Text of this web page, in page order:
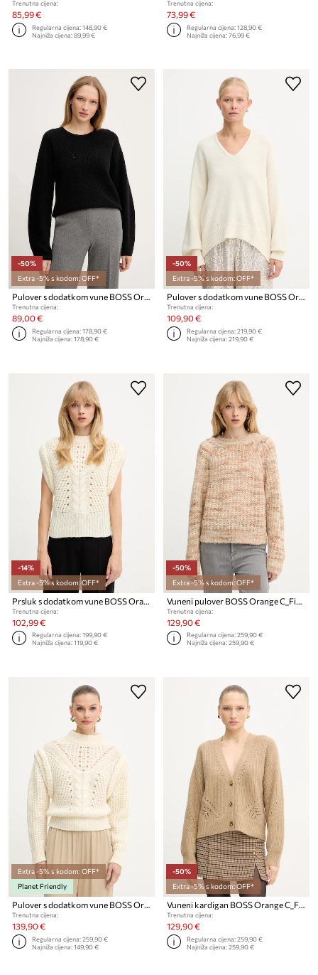
Trenutna cijena:
85,99 €
Regularna cijena:148,90 €
Najniža cijena:89,99 €
Trenutna cijena:
73,99 €
Regularna cijena:128,90 €
Najniža cijena:76,99 €
-50%
Extra -5% s kodom: OFF*
Pulover s dodatkom vune BOSS Orange C_Fenne
Trenutna cijena:
89,00 €
Regularna cijena:178,90 €
Najniža cijena:178,90 €
-50%
Extra -5% s kodom: OFF*
Pulover s dodatkom vune BOSS Orange C Fondyssa
Trenutna cijena:
109,90 €
Regularna cijena:219,90 €
Najniža cijena:219,90 €
-14%
Extra -5% s kodom: OFF*
Trenutna cijena:
102,99 €
Regularna cijena:199,90 €
Najniža cijena:119,90 €
-50%
Extra -5% s kodom: OFF*
Trenutna cijena:
129,90 €
Regularna cijena:259,90 €
Najniža cijena:259,90 €
Extra -5% s kodom: OFF*
Planet Friendly
Pulover s dodatkom vune BOSS Orange C_Fasta
Trenutna cijena:
139,90 €
Regularna cijena:259,90 €
Najniža cijena:149,90 €
-50%
Extra -5% s kodom: OFF*
Vuneni kardigan BOSS Orange C_Fortellini
Trenutna cijena:
129,90 €
Regularna cijena:259,90 €
Najniža cijena:259,90 €